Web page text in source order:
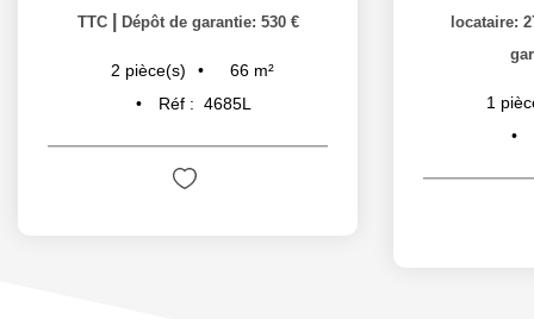
TTC
Dépôt de garantie: 530 €
2 pièce(s) 66 m²
Réf : 4685L
locataire:
1